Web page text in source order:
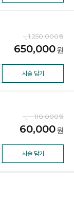
1,250,000
650,000
시술 담기
110,000
60,000
시술 담기